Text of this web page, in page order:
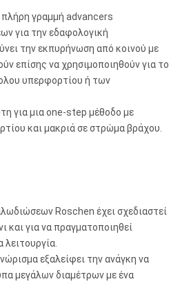
πλήρη γραμμή advancers
για την εδαφολογική
την εκπυρήνωση από κοινού με
επίσης να χρησιμοποιηθούν για το
υπερφορτίου ή των
για μια one-step μέθοδο με
και μακριά σε στρώμα βράχου.
Roschen έχει σχεδιαστεί
και για να πραγματοποιηθεί
εξαλείφει την ανάγκη να
μεγάλων διαμέτρων με ένα